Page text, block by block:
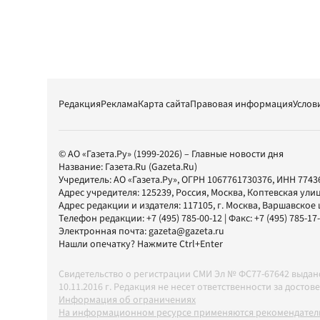
РедакцияРекламаКарта сайтаПравовая информация
© АО «Газета.Ру» (1999-2026) – Главные новости дня
Название: Газета.Ru (Gazeta.Ru)
Учредитель:АО «Газета.Ру», ОГРН 1067761730376, ИНН
Адрес учредителя: 125239, Россия, Москва, Коптевская
Адрес редакции и издателя: 117105, г. Москва, Варшавское
Телефон редакции:+7 (495) 785-00-12 | Факс:+7 (495) 785-
Электронная почта:gazeta@gazeta.ru
Нашли опечатку? Нажмите Ctrl+Enter
Свидетельство о регистрации СМИ Эл № ФС77-67642
10.11.2016 г. Редакция не несет ответственности за
Информация об ограничениях
На информационном ресурсе применяются